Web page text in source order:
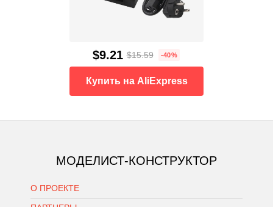
$9.21 $15.59 -40%
Купить на AliExpress
МОДЕЛИСТ-КОНСТРУКТОР
О ПРОЕКТЕ